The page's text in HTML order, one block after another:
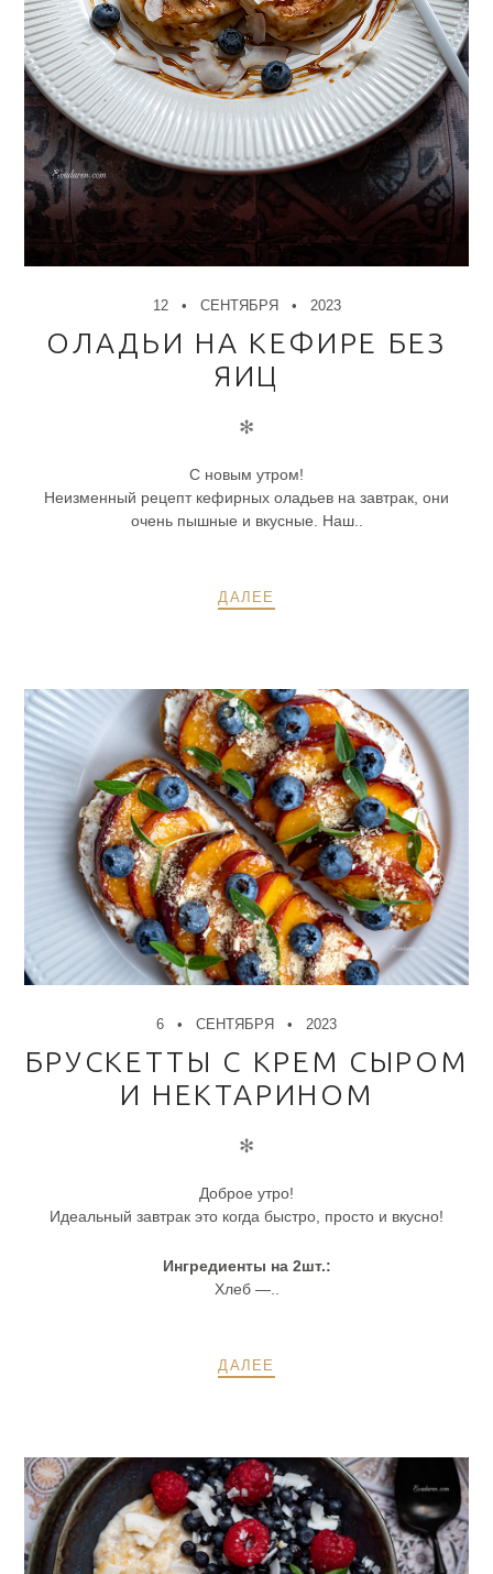
12 СЕНТЯБРЯ 2023
ОЛАДЬИ НА КЕФИРЕ БЕЗ
ЯИЦ
✻
С новым утром!
Неизменный рецепт кефирных оладьев на завтрак, они
очень пышные и вкусные. Наш..
ДАЛЕЕ
6 СЕНТЯБРЯ 2023
БРУСКЕТТЫ С КРЕМ СЫРОМ
И НЕКТАРИНОМ
✻
Доброе утро!
Идеальный завтрак это когда быстро, просто и вкусно!
Ингредиенты на 2шт.:
Хлеб —..
ДАЛЕЕ